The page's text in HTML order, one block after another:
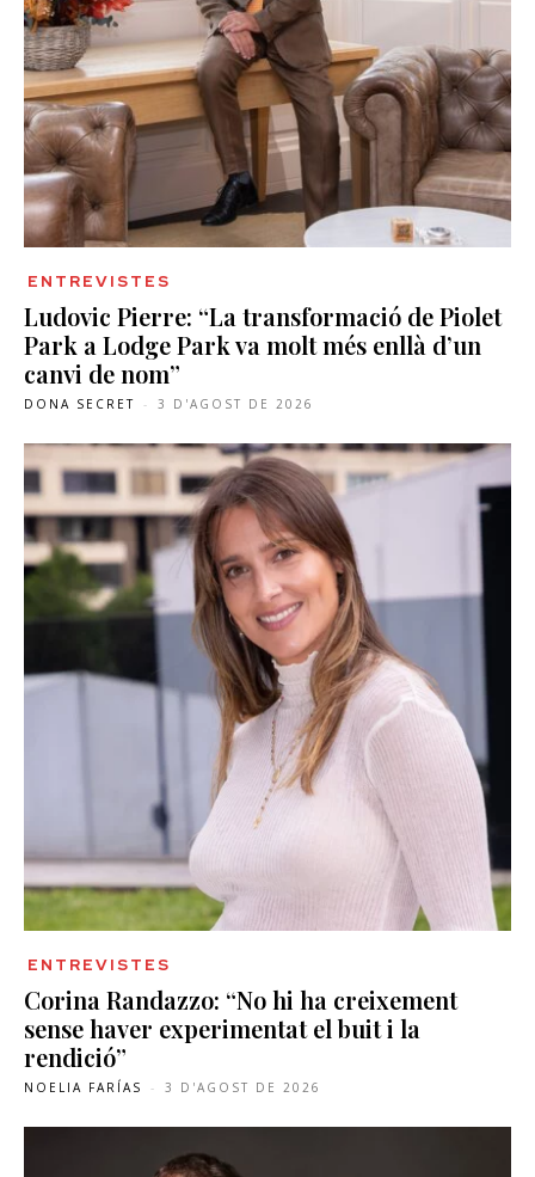
ENTREVISTES
Ludovic Pierre: “La transformació de Piolet
Park a Lodge Park va molt més enllà d’un
canvi de nom”
DONA SECRET - 3 D'AGOST DE 2026
ENTREVISTES
Corina Randazzo: “No hi ha creixement
sense haver experimentat el buit i la
rendició”
NOELIA FARÍAS - 3 D'AGOST DE 2026